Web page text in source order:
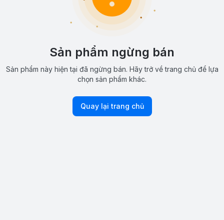
Sản phẩm ngừng bán
Sản phẩm này hiện tại đã ngừng bán. Hãy trở về trang chủ để lựa
chọn sản phẩm khác.
Quay lại trang chủ